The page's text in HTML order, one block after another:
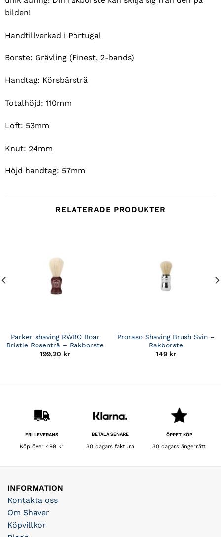
bilden!
Handtillverkad i Portugal
Borste: Grävling (Finest, 2-bands)
Handtag: Körsbärsträ
Totalhöjd: 110mm
Loft: 53mm
Knut: 24mm
Höjd handtag: 57mm
RELATERADE PRODUKTER
Parker shaving RWBO Boar
Bristle Rosenträ – Rakborste
199,20 kr
Proraso Shaving Brush Svin –
Rakborste
149 kr
FRI LEVERANS
Köp över 499 kr
BETALA SENARE
30 dagars faktura
ÖPPET KÖP
30 dagars ångerrätt
INFORMATION
Kontakta oss
Om Shaver
Köpvillkor